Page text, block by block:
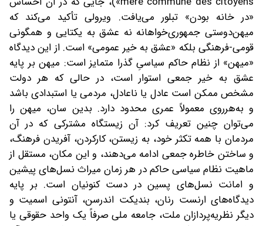
«در خانه بودن» تبلور می‌یافت. ویرولی تأکید می‌کند که
میهن‌دوستی جمهوری‌خواهانه نه عشق به یکتایی و همگونی
قومی-فرهنگی بلکه «عشق به خیر عمومی» است. از این دیدگاه
«میهن» از نظام حاکم سیاسیِ گذرا متمایز است: میهن بر پایه
عشق به خیر جمعی استوار است، در حالی که هر دولت
مشخص ممکن است عادل یا ناعادل، مردمی یا استبدادی باشد
و به‌هرروی معمولاً عمری محدود دارد. بدین سان، میهن را
می‌توان چنین تعریف کرد: آن زیستگاه مشترکی که در آن
مردمان با همه تکثر خود، به زیستن، کارکردن، آفریدن فرهنگ،
و ساختن خاطره جمعی ادامه می‌دهند، و این مکان، مستقل از
ماهیت نظام سیاسی حاکم در هر زمان میراث نسل‌های پیشین
و امانت نسل‌های پسین در دست کنونیان است. بر پایه
دیدگاه‌های ارنست رنان، بندیکت اندرسن، آنتونی اسمیت و
دیگر نظریه‌پردازان ملت، جامعه ملی صرفاً یک واحد حقوقی یا